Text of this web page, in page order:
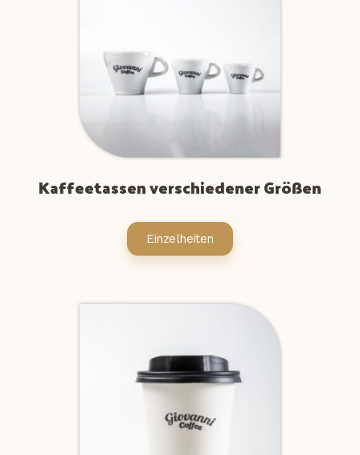
Kaffeetassen verschiedener Größen
Einzelheiten